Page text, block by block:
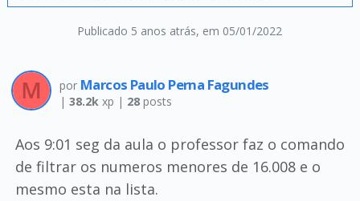
Publicado 5 anos atrás, em 05/01/2022
por Marcos Paulo Perna Fagundes
| 38.2kxp | 28posts
Aos 9:01 seg da aula o professor faz o comando
de filtrar os numeros menores de 16.008 e o
mesmo esta na lista.